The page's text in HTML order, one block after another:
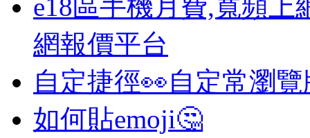
e18區手機月費,寬頻上
網報價平台
自定捷徑👀自定常瀏
如何貼emoji🤔